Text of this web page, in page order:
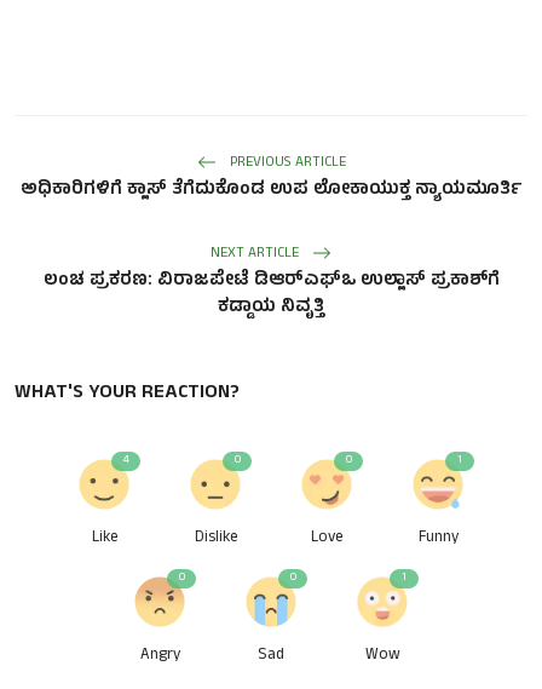
PREVIOUS ARTICLE
ಅಧಿಕಾರಿಗಳಿಗೆ ಕ್ಲಾಸ್ ತೆಗೆದುಕೊಂಡ ಉಪ ಲೋಕಾಯುಕ್ತ ನ್ಯಾಯಮೂರ್ತಿ
NEXT ARTICLE
ಲಂಚ ಪ್ರಕರಣ: ವಿರಾಜಪೇಟೆ ಡಿಆರ್‌ಎಫ್‌ಒ ಉಲ್ಲಾಸ್ ಪ್ರಕಾಶ್‌ಗೆ
ಕಡ್ಡಾಯ ನಿವೃತ್ತಿ
WHAT'S YOUR REACTION?
Like
4
Dislike
0
Love
0
Funny
1
Angry
0
Sad
0
Wow
1